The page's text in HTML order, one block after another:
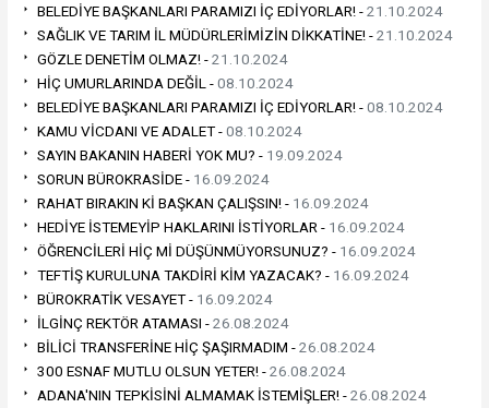
BELEDİYE BAŞKANLARI PARAMIZI İÇ EDİYORLAR! -21.10.2024
SAĞLIK VE TARIM İL MÜDÜRLERİMİZİN DİKKATİNE! -21.10.2024
GÖZLE DENETİM OLMAZ! -21.10.2024
HİÇ UMURLARINDA DEĞİL -08.10.2024
BELEDİYE BAŞKANLARI PARAMIZI İÇ EDİYORLAR! -08.10.2024
KAMU VİCDANI VE ADALET -08.10.2024
SAYIN BAKANIN HABERİ YOK MU? - 19.09.2024
SORUN BÜROKRASİDE - 16.09.2024
RAHAT BIRAKIN Kİ BAŞKAN ÇALIŞSIN! - 16.09.2024
HEDİYE İSTEMEYİP HAKLARINI İSTİYORLAR - 16.09.2024
ÖĞRENCİLERİ HİÇ Mİ DÜŞÜNMÜYORSUNUZ? - 16.09.2024
TEFTİŞ KURULUNA TAKDİRİ KİM YAZACAK? - 16.09.2024
BÜROKRATİK VESAYET - 16.09.2024
İLGİNÇ REKTÖR ATAMASI -26.08.2024
BİLİCİ TRANSFERİNE HİÇ ŞAŞIRMADIM -26.08.2024
300 ESNAF MUTLU OLSUN YETER! -26.08.2024
ADANA'NIN TEPKİSİNİ ALMAMAK İSTEMİŞLER! -26.08.2024